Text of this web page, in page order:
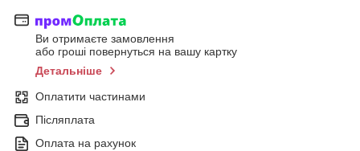
Ви отримаєте замовлення
або гроші повернуться на вашу картку
Детальніше
Оплатити частинами
Післяплата
Оплата на рахунок